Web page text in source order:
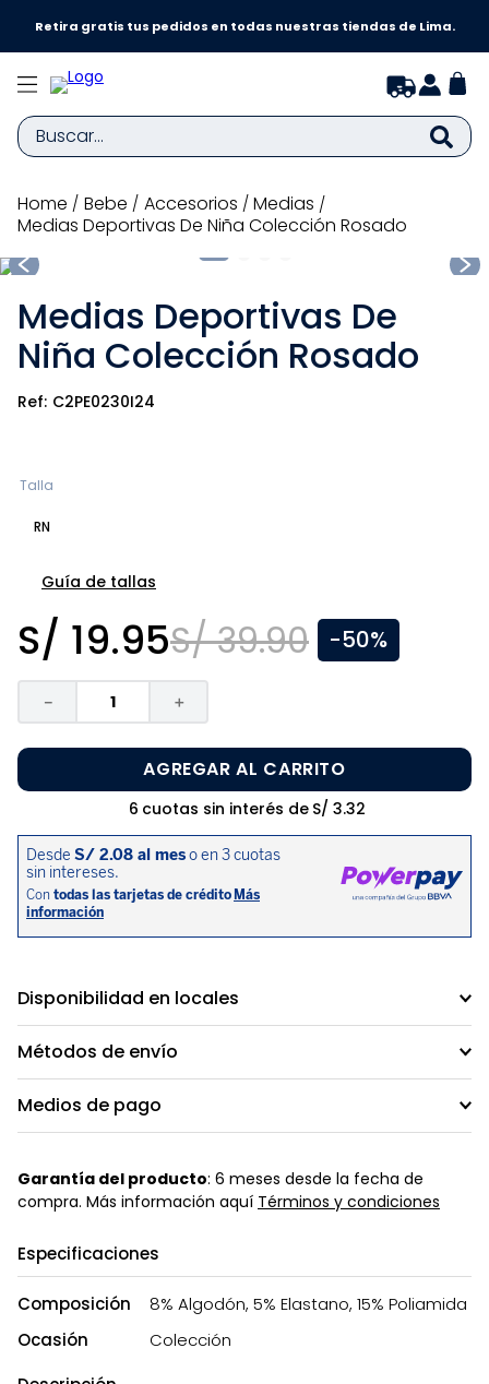
Retira gratis tus pedidos en todas nuestras tiendas de Lima.
Buscar...
bebe accesorios
medias
Medias Deportivas De Niña Colección Rosado
Medias Deportivas De
Niña Colección Rosado
C2PE0230I24
Talla
RN
Guía de tallas
S/ 19.95S/ 39.90 -50%
＋
－
AGREGAR AL CARRITO
6 cuotas sin interés de S/ 3.32
Disponibilidad en locales
Métodos de envío
Medios de pago
Garantía del producto: 6 meses desde la fecha de
compra. Más información aquí Términos y condiciones
Especificaciones
Composición
8% Algodón, 5% Elastano, 15% Poliamida
Ocasión
Colección
TÉRMINOS MÁS BUSCADOS
1.
zapatillas niña
2.
3
medias
4.
sandalias
pijama